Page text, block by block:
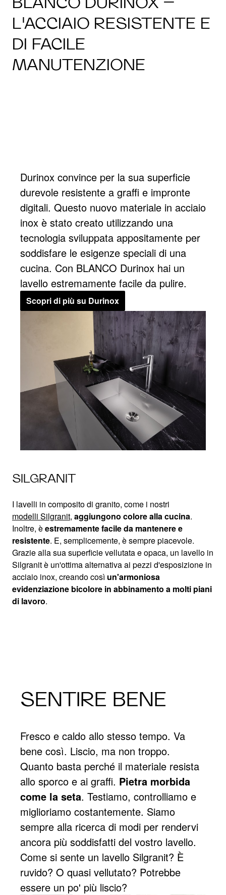
L'ACCIAIO RESISTENTE E
DI FACILE
MANUTENZIONE
Durinox convince per la sua superficie
durevole resistente a graffi e impronte
digitali. Questo nuovo materiale in acciaio
inox è stato creato utilizzando una
tecnologia sviluppata appositamente per
soddisfare le esigenze speciali di una
cucina. Con BLANCO Durinox hai un
lavello estremamente facile da pulire.
Scopri di più su Durinox
SILGRANIT
I lavelli in composito di granito, come i nostri
modelli Silgranit, aggiungono colore alla cucina.
Inoltre, èestremamente facile da mantenere e
resistente. E, semplicemente, è sempre piacevole.
Grazie alla sua superficie vellutata e opaca, un lavello in
Silgranit è un'ottima alternativa ai pezzi d'esposizione in
acciaio inox, creando così un'armoniosa
evidenziazione bicolore in abbinamento a molti piani
di lavoro.
SENTIRE BENE
Fresco e caldo allo stesso tempo. Va
bene così. Liscio, ma non troppo.
Quanto basta perché il materiale resista
allo sporco e ai graffi. Pietra morbida
come la seta. Testiamo, controlliamo e
miglioriamo costantemente. Siamo
sempre alla ricerca di modi per rendervi
ancora più soddisfatti del vostro lavello.
Come si sente un lavello Silgranit? È
ruvido? O quasi vellutato? Potrebbe
essere un po' più liscio?